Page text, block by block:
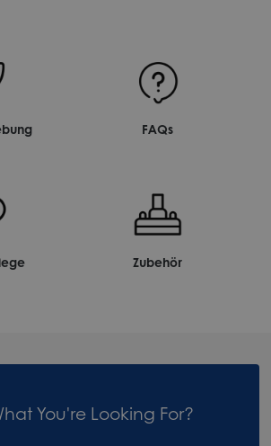
FAQs
Zubehör
You're Looking For?